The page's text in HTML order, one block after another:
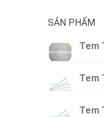
SẢN PHẨM
Tem
Tem
Tem